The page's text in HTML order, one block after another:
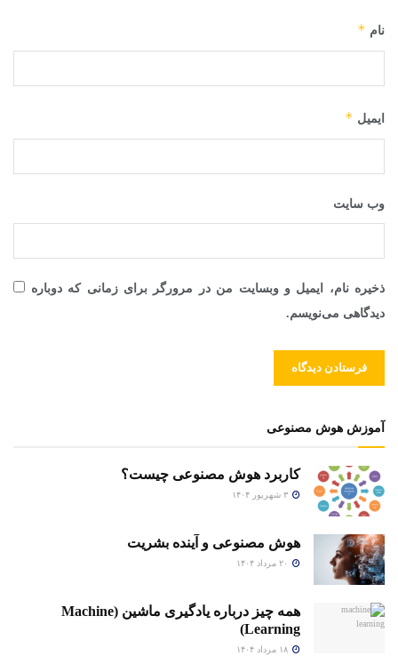
نام *
ایمیل *
وب‌ سایت
ذخیره نام، ایمیل و وبسایت من در مرورگر برای زمانی که دوباره
دیدگاهی می‌نویسم.
آموزش هوش مصنوعی
کاربرد هوش مصنوعی چیست؟
هوش مصنوعی و آینده بشریت
همه چیز درباره یادگیری ماشین (Machine
Learning)